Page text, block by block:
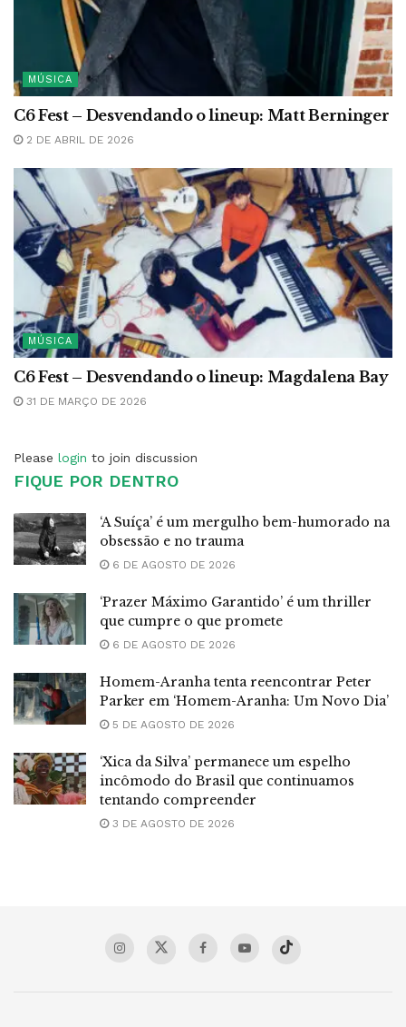
MÚSICA
C6 Fest – Desvendando o lineup: Matt Berninger
2 DE ABRIL DE 2026
MÚSICA
C6 Fest – Desvendando o lineup: Magdalena Bay
31 DE MARÇO DE 2026
Please login to join discussion
FIQUE POR DENTRO
‘A Suíça’ é um mergulho bem-humorado na
obsessão e no trauma
6 DE AGOSTO DE 2026
‘Prazer Máximo Garantido’ é um thriller
que cumpre o que promete
6 DE AGOSTO DE 2026
Homem-Aranha tenta reencontrar Peter
Parker em ‘Homem-Aranha: Um Novo Dia’
5 DE AGOSTO DE 2026
‘Xica da Silva’ permanece um espelho
incômodo do Brasil que continuamos
tentando compreender
3 DE AGOSTO DE 2026